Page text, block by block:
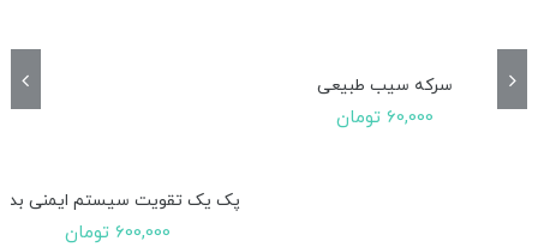
سرکه سیب طبیعی
60,000 تومان
پک یک تقویت سیستم ایمنی
600,000 تومان